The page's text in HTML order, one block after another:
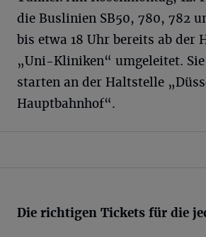
die Buslinien SB50, 780, 782
bis etwa 18 Uhr bereits ab der
„Uni-Kliniken“ umgeleitet. Sie
starten an der Haltstelle
Hauptbahnhof“.
Die richtigen Tickets für die